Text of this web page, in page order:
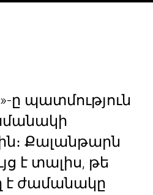
ը պատմություն
Քալանթարն
է տալիս, թե
է ժամանակը